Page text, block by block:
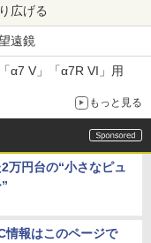
広げる
遠鏡
α7 V」「α7R VI」用
もっと見る
万円台の“小さなピュ
情報はこのページで